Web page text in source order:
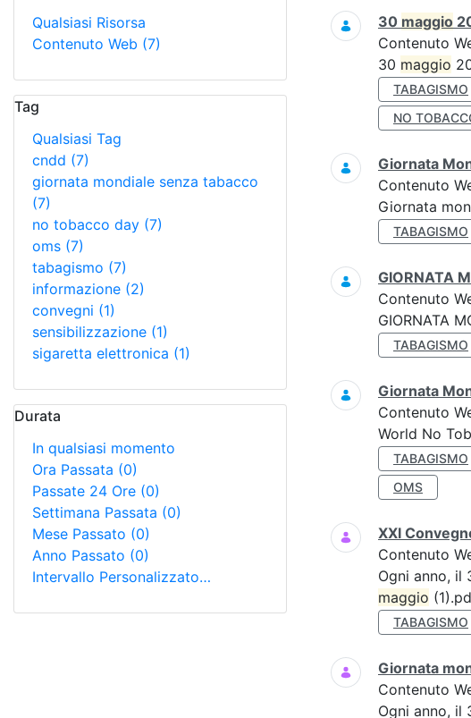
Qualsiasi Risorsa
Contenuto Web (7)
Tag
Qualsiasi Tag
cndd (7)
giornata mondiale senza tabacco
(7)
no tobacco day (7)
oms (7)
tabagismo (7)
informazione (2)
convegni (1)
sensibilizzazione (1)
sigaretta elettronica (1)
Durata
In qualsiasi momento
Ora Passata (0)
Passate 24 Ore (0)
Settimana Passata (0)
Mese Passato (0)
Anno Passato (0)
Intervallo Personalizzato…
Ricerca
30 maggio
Contenuto
30 maggio
TABAGISMO
NO
Giornata
Contenuto
Giornata
TABAGISMO
GIORNATA
Contenuto
GIORNATA
TABAGISMO
Giornata
Contenuto
World No
TABAGISMO
OMS
XXI
Contenuto
Ogni anno, il
maggio
TABAGISMO
Giornata
Contenuto
Ogni anno, il